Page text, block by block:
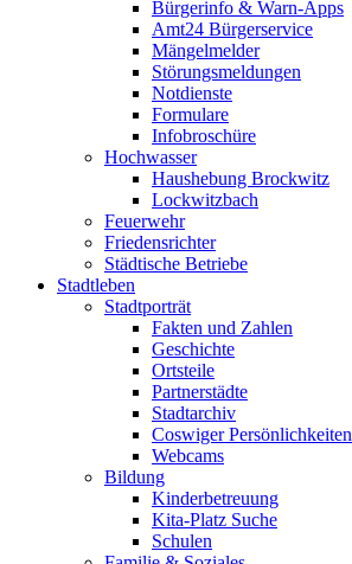
Bürgerinfo & Warn-Apps
Amt24 Bürgerservice
Mängelmelder
Störungsmeldungen
Notdienste
Formulare
Infobroschüre
Hochwasser
Haushebung Brockwitz
Lockwitzbach
Feuerwehr
Friedensrichter
Städtische Betriebe
Stadtleben
Stadtporträt
Fakten und Zahlen
Geschichte
Ortsteile
Partnerstädte
Stadtarchiv
Coswiger Persönlichkeiten
Webcams
Bildung
Kinderbetreuung
Kita-Platz Suche
Schulen